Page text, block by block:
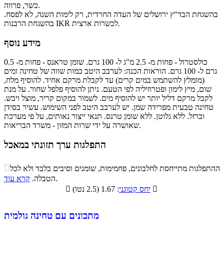
כשר, פרווה.
בהשגחת הבד"ץ ירושלים של העדה החרדית, רק לימות השנה, לא לפסח.
בהשגחת הרבנות IKR לכשרות ארצית.
מידע נוסף
כולסטרול - פחות מ- 2.5 מ"ג ל- 100 גרם. שומן טראנס - פחות מ- 0.5
גרם ל- 100 גרם. הוראות הכנה: לערבב היטב כמות שווה של טחינה ומים
(מומלץ להשתמש במים קרים) עד לקבלת מרקם אחיד. להוסיף מלח,
שום, מיץ לימון ופטרוזיליה לפי הטעם. ניתן להוסיף פלפל שחור. על מנת
לקבל מרקם דליל יותר יש להוסיף מים. לשמור במקום קריר, מוצל ויבש.
טחינה טבעית מפרידה שמן. יש לערבב היטב לפני השימוש. עשיר בסידן
וברזל. ללא גלוטן. ללא שומן טרנס. תנאי ייצור נאותים, על פי מערכת
שאושרה על ידי שרות המזון - משרד הבריאות.
התפלגות ערך תזונתי במאכל
התפלגות ערך תזונתי במאכל
סיבים
תזונתיים
שומנים חלבונים
19.4% 13.9%
ההתפלגות מתייחסת לחלבונים, פחמימות, שומנים וסיבים בלבד ולא לכל
הטבלה. קרא עוד
.

יחס קטוגני 
מתכונים עם טחינה גולמית